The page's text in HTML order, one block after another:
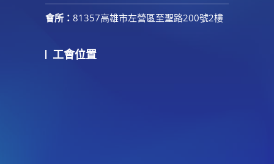
會所： 81357高雄市左營區至聖路200號2樓
工會位置